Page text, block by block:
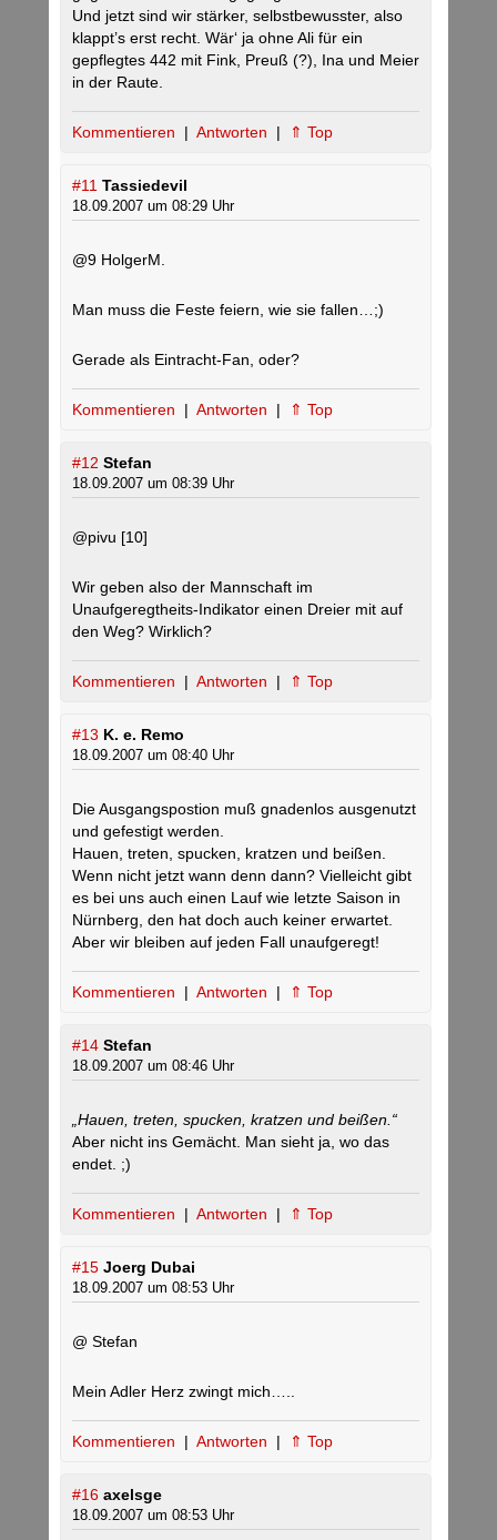
Und jetzt sind wir stärker, selbstbewusster, also
klappt’s erst recht. Wär‘ ja ohne Ali für ein
gepflegtes 442 mit Fink, Preuß (?), Ina und Meier
in der Raute.
Kommentieren | Antworten | ⇑ Top
#11 Tassiedevil
18.09.2007 um 08:29 Uhr
@9 HolgerM.
Man muss die Feste feiern, wie sie fallen…;)
Gerade als Eintracht-Fan, oder?
Kommentieren | Antworten | ⇑ Top
#12 Stefan
18.09.2007 um 08:39 Uhr
@pivu [10]
Wir geben also der Mannschaft im
Unaufgeregtheits-Indikator einen Dreier mit auf
den Weg? Wirklich?
Kommentieren | Antworten | ⇑ Top
#13 K. e. Remo
18.09.2007 um 08:40 Uhr
Die Ausgangspostion muß gnadenlos ausgenutzt
und gefestigt werden.
Hauen, treten, spucken, kratzen und beißen.
Wenn nicht jetzt wann denn dann? Vielleicht gibt
es bei uns auch einen Lauf wie letzte Saison in
Nürnberg, den hat doch auch keiner erwartet.
Aber wir bleiben auf jeden Fall unaufgeregt!
Kommentieren | Antworten | ⇑ Top
#14 Stefan
18.09.2007 um 08:46 Uhr
„Hauen, treten, spucken, kratzen und beißen.“
Aber nicht ins Gemächt. Man sieht ja, wo das
endet. ;)
Kommentieren | Antworten | ⇑ Top
#15 Joerg Dubai
18.09.2007 um 08:53 Uhr
@ Stefan
Mein Adler Herz zwingt mich…..
Kommentieren | Antworten | ⇑ Top
#16 axelsge
18.09.2007 um 08:53 Uhr